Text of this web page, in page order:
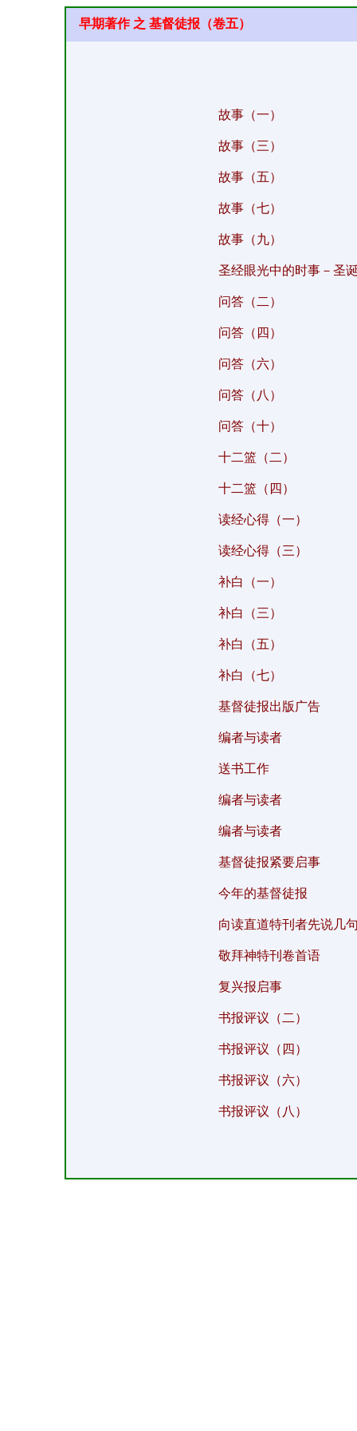
早期著作 之 基督徒报（卷五）
故事（一）
故事（三）
故事（五）
故事（七）
故事（九）
圣经眼光中的时事－圣
问答（二）
问答（四）
问答（六）
问答（八）
问答（十）
十二篮（二）
十二篮（四）
读经心得（一）
读经心得（三）
补白（一）
补白（三）
补白（五）
补白（七）
基督徒报出版广告
编者与读者
送书工作
编者与读者
编者与读者
基督徒报紧要启事
今年的基督徒报
向读直道特刊者先说几
敬拜神特刊卷首语
复兴报启事
书报评议（二）
书报评议（四）
书报评议（六）
书报评议（八）